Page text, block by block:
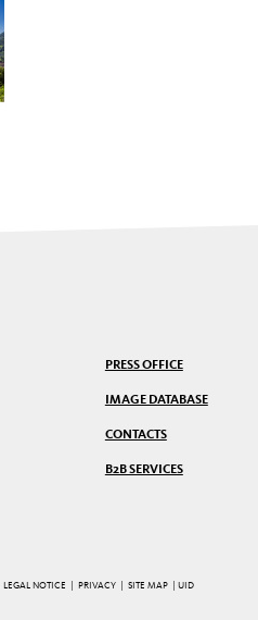
PRESS OFFICE
IMAGE DATABASE
CONTACTS
B2B SERVICES
LEGAL NOTICE PRIVACY |SITE MAP
| UID